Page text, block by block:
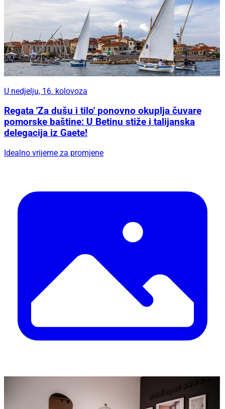
U nedjelju, 16. kolovoza
Regata 'Za dušu i tilo' ponovno okuplja čuvare
pomorske baštine: U Betinu stiže i talijanska
delegacija iz Gaete!
Idealno vrijeme za promjene